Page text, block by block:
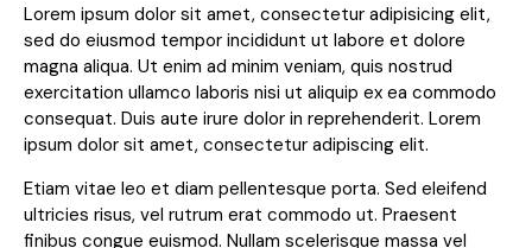
Lorem ipsum dolor sit amet, consectetur adipisicing elit,
sed do eiusmod tempor incididunt ut labore et dolore
magna aliqua. Ut enim ad minim veniam, quis nostrud
exercitation ullamco laboris nisi ut aliquip ex ea commodo
consequat. Duis aute irure dolor in reprehenderit. Lorem
ipsum dolor sit amet, consectetur adipiscing elit.
Etiam vitae leo et diam pellentesque porta. Sed eleifend
ultricies risus, vel rutrum erat commodo ut. Praesent
finibus congue euismod. Nullam scelerisque massa vel